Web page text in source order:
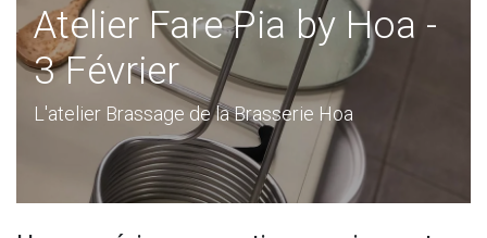
Atelier Fare Pia by Hoa -
3 Février
L'atelier Brassage de la Brasserie Hoa